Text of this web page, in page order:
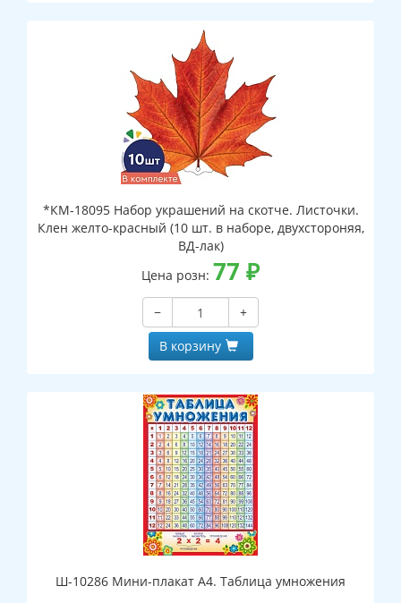
*КМ-18095 Набор украшений на скотче. Листочки.
Клен желто-красный (10 шт. в наборе, двухстороняя,
ВД-лак)
Цена розн: 77 ₽
−
+
В корзину
Ш-10286 Мини-плакат А4. Таблица умножения